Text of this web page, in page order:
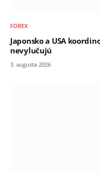
FOREX
Japonsko a USA
nevylučujú
3. augusta 2026